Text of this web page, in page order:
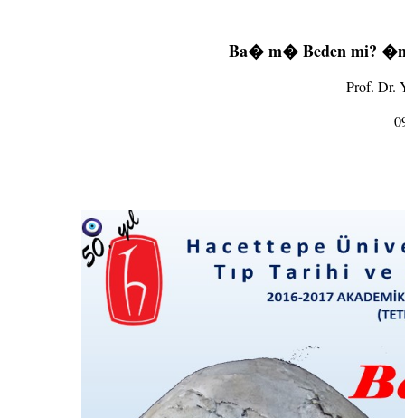
Ba� m� Beden mi?
Prof. Dr.